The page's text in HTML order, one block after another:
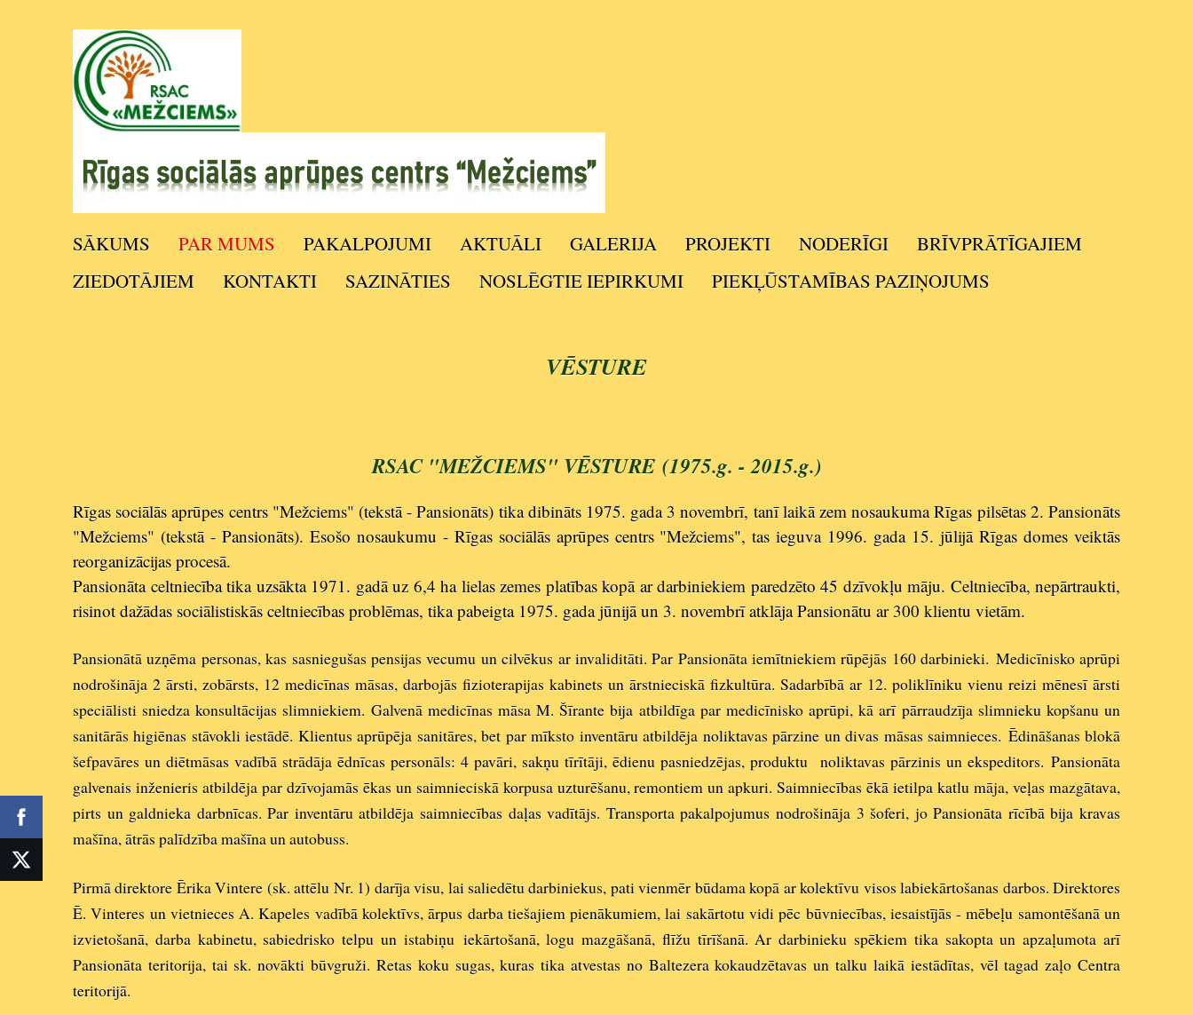
SĀKUMS PAR MUMS PAKALPOJUMI AKTUĀLI GALERIJA PROJEKTI NODERĪGI
BRĪVPRĀTĪGAJIEM
ZIEDOTĀJIEM
KONTAKTI SAZINĀTIES NOSLĒGTIE IEPIRKUMI PIEKĻŪSTAMĪBAS PAZIŅOJUMS
VĒSTURE
RSAC "MEŽCIEMS" VĒSTURE (1975.g. - 2015.g.)
Rīgas sociālās aprūpes centrs "Mežciems" (tekstā - Pansionāts) tika dibināts 1975. gada 3 novembrī, tanī laikā zem nosaukuma Rīgas pilsētas 2. Pansionāts
"Mežciems" (tekstā - Pansionāts). Esošo nosaukumu - Rīgas sociālās aprūpes centrs "Mežciems", tas ieguva 1996. gada 15. jūlijā Rīgas domes veiktās
reorganizācijas procesā.
Pansionāta celtniecība tika uzsākta 1971. gadā uz 6,4 ha lielas zemes platības kopā ar darbiniekiem paredzēto 45 dzīvokļu māju. Celtniecība, nepārtraukti,
risinot dažādas sociālistiskās celtniecības problēmas, tika pabeigta 1975. gada jūnijā un 3. novembrī atklāja Pansionātu ar 300 klientu vietām.
Pansionātā uzņēma personas, kas sasniegušas pensijas vecumu un cilvēkus ar invaliditāti. Par Pansionāta iemītniekiem rūpējās 160 darbinieki. Medicīnisko aprūpi
nodrošināja 2 ārsti, zobārsts, 12 medicīnas māsas, darbojās fizioterapijas kabinets un ārstnieciskā fizkultūra. Sadarbībā ar 12. poliklīniku vienu reizi mēnesī ārsti
speciālisti sniedza konsultācijas slimniekiem. Galvenā medicīnas māsa M. Šīrante bija atbildīga par medicīnisko aprūpi, kā arī pārraudzīja slimnieku kopšanu un
sanitārās higiēnas stāvokli iestādē. Klientus aprūpēja sanitāres, bet par mīksto inventāru atbildēja noliktavas pārzine un divas māsas saimnieces. Ēdināšanas blokā
šefpavāres un diētmāsas vadībā strādāja ēdnīcas personāls: 4 pavāri, sakņu tīrītāji, ēdienu pasniedzējas, produktu noliktavas pārzinis un ekspeditors. Pansionāta
galvenais inženieris atbildēja par dzīvojamās ēkas un saimnieciskā korpusa uzturēšanu, remontiem un apkuri. Saimniecības ēkā ietilpa katlu māja, veļas mazgātava,
pirts un galdnieka darbnīcas. Par inventāru atbildēja saimniecības daļas vadītājs. Transporta pakalpojumus nodrošināja 3 šoferi, jo Pansionāta rīcībā bija kravas
mašīna, ātrās palīdzība mašīna un autobuss.
Pirmā direktore Ērika Vintere (sk. attēlu Nr. 1) darīja visu, lai saliedētu darbiniekus, pati vienmēr būdama kopā ar kolektīvu visos labiekārtošanas darbos. Direktores
Ē. Vinteres un vietnieces A. Kapeles vadībā kolektīvs, ārpus darba tiešajiem pienākumiem, lai sakārtotu vidi pēc būvniecības, iesaistījās - mēbeļu samontēšanā un
izvietošanā, darba kabinetu, sabiedrisko telpu un istabiņu iekārtošanā, logu mazgāšanā, flīžu tīrīšanā. Ar darbinieku spēkiem tika sakopta un apzaļumota arī
Pansionāta teritorija, tai sk. novākti būvgruži. Retas koku sugas, kuras tika atvestas no Baltezera kokaudzētavas un talku laikā iestādītas, vēl tagad zaļo Centra
teritorijā.